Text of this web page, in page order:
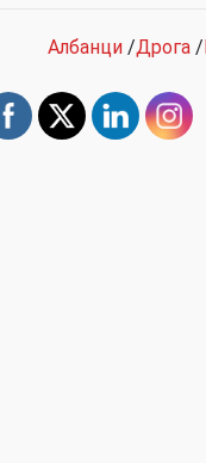
Албанци /Дрога /